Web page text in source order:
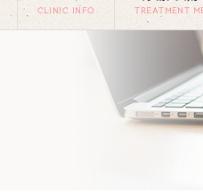
CLINIC INFO TREATMENT